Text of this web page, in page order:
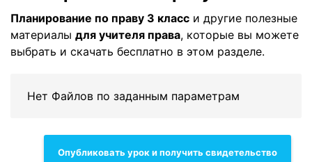
Планирование по праву 3 класс и другие полезные
материалы для учителя права, которые вы можете
выбрать и скачать бесплатно в этом разделе.
Нет Файлов по заданным параметрам
Опубликовать урок и получить свидетельство